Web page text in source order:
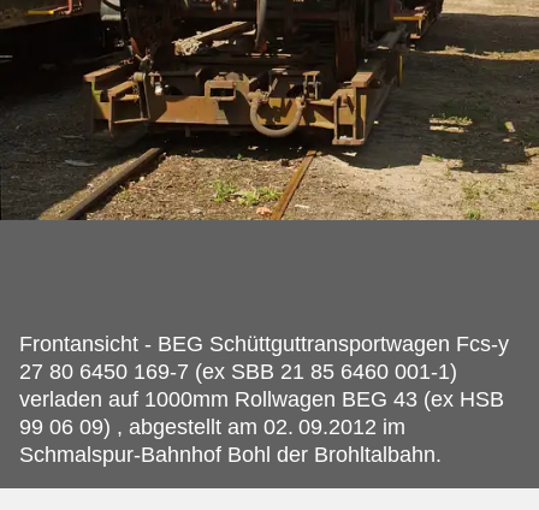
Frontansicht - BEG Schüttguttransportwagen Fcs-y
27 80 6450 169-7 (ex SBB 21 85 6460 001-1)
verladen auf 1000mm Rollwagen BEG 43 (ex HSB
99 06 09) , abgestellt am 02. 09.2012 im
Schmalspur-Bahnhof Bohl der Brohltalbahn.